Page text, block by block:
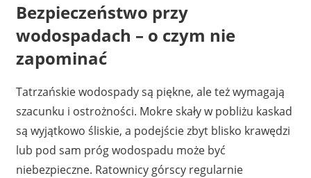
Bezpieczeństwo przy
wodospadach – o czym nie
zapominać
Tatrzańskie wodospady są piękne, ale też wymagają
szacunku i ostrożności. Mokre skały w pobliżu kaskad
są wyjątkowo śliskie, a podejście zbyt blisko krawędzi
lub pod sam próg wodospadu może być
niebezpieczne. Ratownicy górscy regularnie